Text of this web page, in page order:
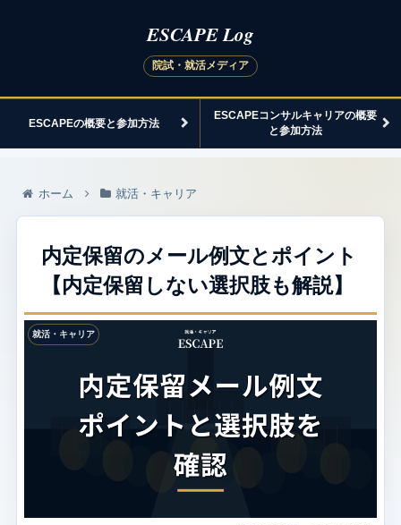
ESCAPEの概要と参加方法
ESCAPEコンサルキャリアの概要
と参加方法
ホーム 就活・キャリア
内定保留のメール例文とポイント
【内定保留しない選択肢も解説】
就活・キャリア